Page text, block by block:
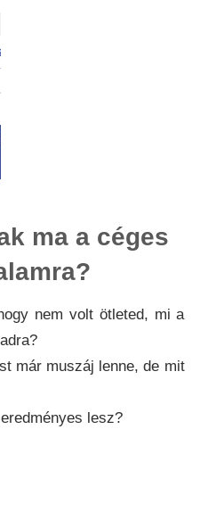
ma a céges
nem volt ötleted, mi a
már muszáj lenne, de mit
lesz?